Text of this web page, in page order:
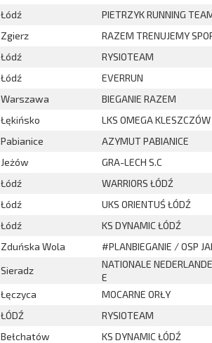
Łódź PIETRZYK RUNNING
Zgierz RAZEM TRENUJEMY
Łódź RYSIOTEAM
Łódź EVERRUN
Warszawa BIEGANIE RAZEM
Łękińsko LKS OMEGA KLESZCZÓW
Pabianice AZYMUT PABIANICE
Jeżów GRA-LECH S.C
Łódź WARRIORS ŁÓDŹ
Łódź UKS ORIENTUŚ ŁÓDŹ
Łódź KS DYNAMIC ŁÓDŹ
Zduńska Wola #PLANBIEGANIE / OSP
Sieradz
NATIONALE
E
Łęczyca MOCARNE ORŁY
ŁÓDŹ RYSIOTEAM
Bełchatów KS DYNAMIC ŁÓDŹ